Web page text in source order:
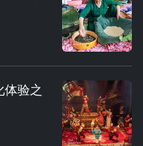
体验之